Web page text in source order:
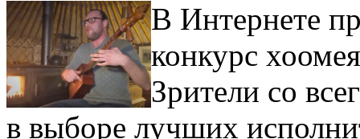
В Интернете
конкурс
Зрители со
в выборе лучших